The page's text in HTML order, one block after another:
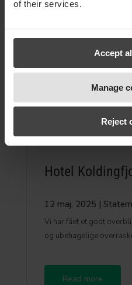
of their services.
Accept
Manage
Reject
Hotel
12 maj. 2025 |
Vi har fået et godt
og ubehagelige
Read more